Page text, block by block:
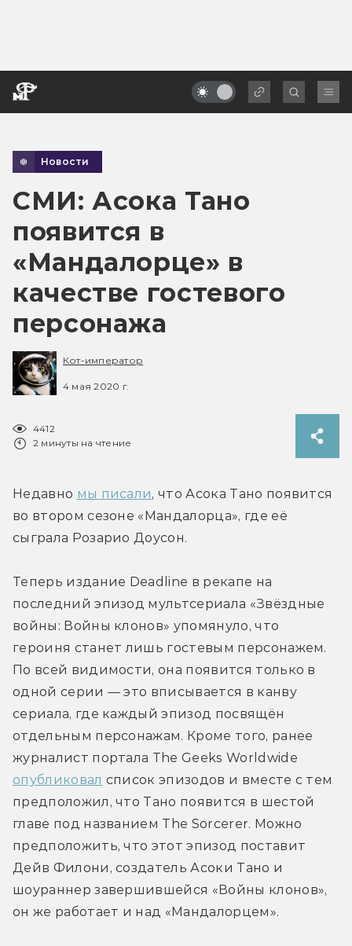
Новости
СМИ: Асока Тано
появится в
«Мандалорце» в
качестве гостевого
персонажа
Кот-император
4 мая 2020 г.
4412
2 минуты на чтение
Недавно мы писали, что Асока Тано появится
во втором сезоне «Мандалорца», где её
сыграла Розарио Доусон.
Теперь издание Deadline в рекапе на
последний эпизод мультсериала «Звёздные
войны: Войны клонов» упомянуло, что
героиня станет лишь гостевым персонажем.
По всей видимости, она появится только в
одной серии — это вписывается в канву
сериала, где каждый эпизод посвящён
отдельным персонажам. Кроме того, ранее
опубликовал список эпизодов и вместе с тем
предположил, что Тано появится в шестой
главе под названием The Sorcerer. Можно
предположить, что этот эпизод поставит
Дейв Филони, создатель Асоки Тано и
шоураннер завершившейся «Войны клонов»,
он же работает и над «Мандалорцем».